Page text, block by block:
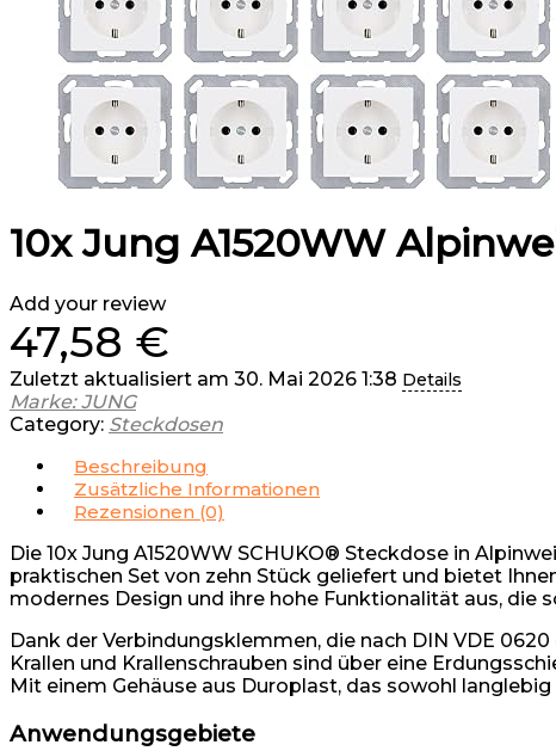
10x Jung A1520WW
Add your review
47,58 €
Zuletzt aktualisiert am 30. Mai 2026 1:38 Details
Marke: JUNG
Category: Steckdosen
Beschreibung
Zusätzliche Informationen
Rezensionen (0)
Die 10x Jung A1520WW SCHUKO® Steckdose in
praktischen Set von zehn Stück geliefert und bietet
modernes Design und ihre hohe Funktionalität aus, die
Dank der Verbindungsklemmen, die nach DIN VDE
Krallen und Krallenschrauben sind über eine
Mit einem Gehäuse aus Duroplast, das sowohl
Anwendungsgebiete